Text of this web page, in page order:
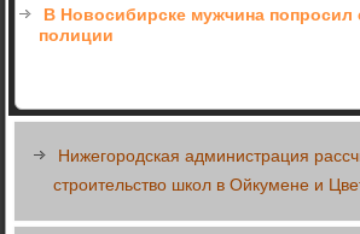
В Новосибирске мужчина попросил
полиции
Нижегородская администрация
строительство школ в Ойкумене и